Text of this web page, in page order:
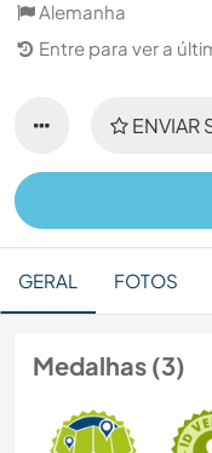
Alemanha
Entre para ver a
ENVIAR
GERAL FOTOS
Medalhas (3)